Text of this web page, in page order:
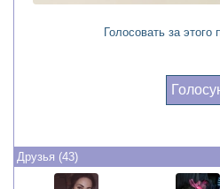
Голосовать за этого
Друзья (43)